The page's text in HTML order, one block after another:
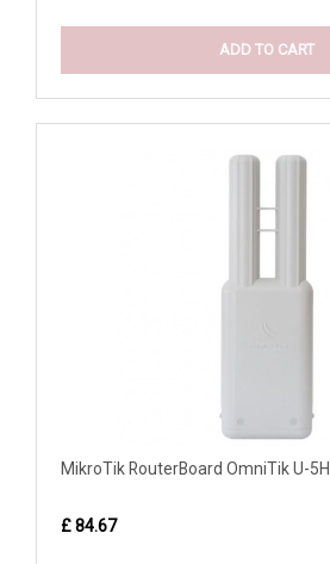
ADD TO CART
MikroTik RouterBoard OmniTik U-
£ 84.67